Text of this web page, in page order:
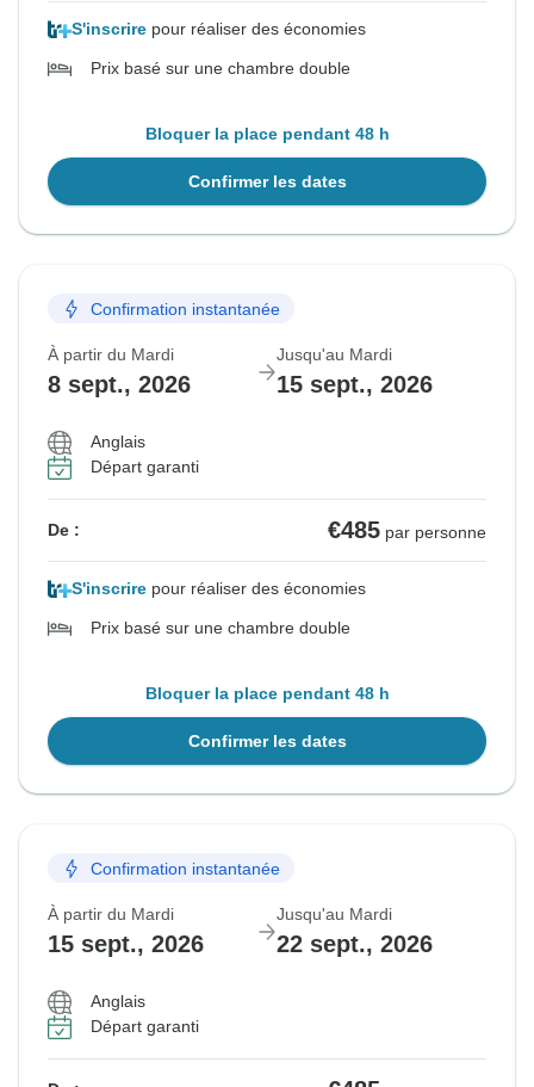
S'inscrire pour réaliser des économies
Prix basé sur une chambre double
Bloquer la place pendant 48 h
Confirmer les dates
Confirmation instantanée
À partir du Mardi
8 sept., 2026
Jusqu'au Mardi
15 sept., 2026
Anglais
Départ garanti
De : €485 par personne
S'inscrire pour réaliser des économies
Prix basé sur une chambre double
Bloquer la place pendant 48 h
Confirmer les dates
Confirmation instantanée
À partir du Mardi
15 sept., 2026
Jusqu'au Mardi
22 sept., 2026
Anglais
Départ garanti